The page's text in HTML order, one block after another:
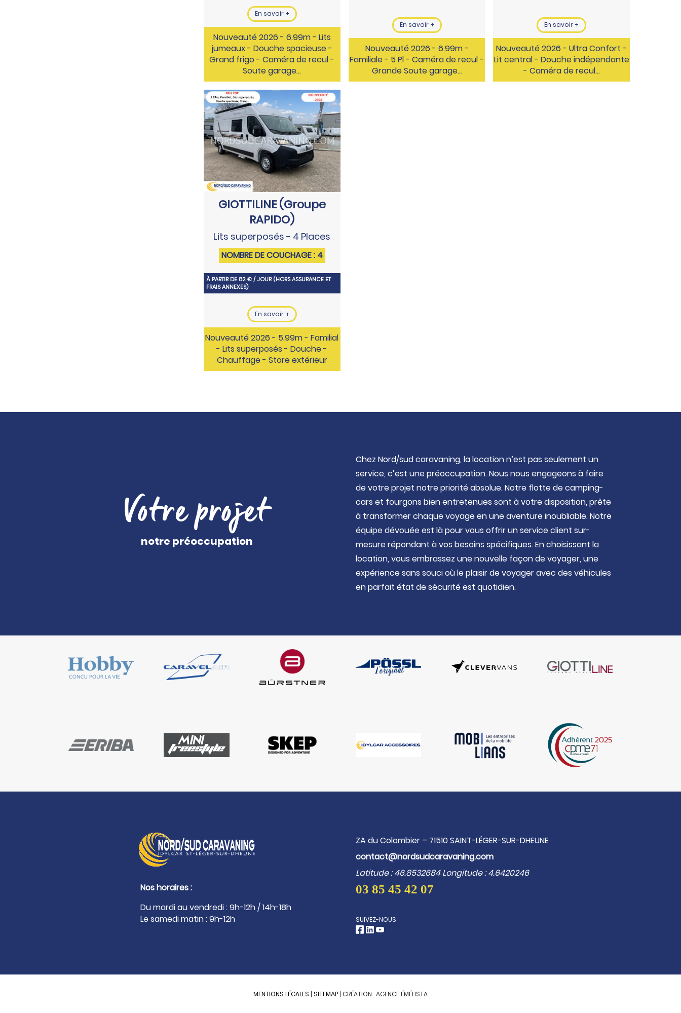
En savoir +
Nouveauté 2026 - 6.99m - Lits
jumeaux - Douche spacieuse -
Grand frigo - Caméra de recul -
Soute garage…
En savoir +
Nouveauté 2026 - 6.99m -
Familiale - 5 Pl - Caméra de recul -
Grande Soute garage…
En savoir +
Nouveauté 2026 - Ultra Confort -
Lit central - Douche indépendante
- Caméra de recul...
GIOTTILINE (Groupe
RAPIDO)
Lits superposés - 4 Places
NOMBRE DE COUCHAGE : 4
À PARTIR DE 82 € / JOUR (HORS ASSURANCE ET
FRAIS ANNEXES)
En savoir +
Nouveauté 2026 - 5.99m - Familial
- Lits superposés - Douche -
Chauffage - Store extérieur
Votre projet
notre préoccupation
Chez Nord/sud caravaning, la location n’est pas seulement un
service, c’est une préoccupation. Nous nous engageons à faire
de votre projet notre priorité absolue. Notre flotte de camping-
cars et fourgons bien entretenues sont à votre disposition, prête
à transformer chaque voyage en une aventure inoubliable. Notre
équipe dévouée est là pour vous offrir un service client sur-
mesure répondant à vos besoins spécifiques. En choisissant la
location, vous embrassez une nouvelle façon de voyager, une
expérience sans souci où le plaisir de voyager avec des véhicules
en parfait état de sécurité est quotidien.
Nos horaires :
Du mardi au vendredi : 9h-12h / 14h-18h
Le samedi matin : 9h-12h
ZA du Colombier – 71510 SAINT-LÉGER-SUR-DHEUNE
contact@nordsudcaravaning.com
Latitude : 46.8532684 Longitude : 4.6420246
03 85 45 42 07
SUIVEZ-NOUS
MENTIONS LÉGALES | SITEMAP | CRÉATION :AGENCE ÉMÉLISTA